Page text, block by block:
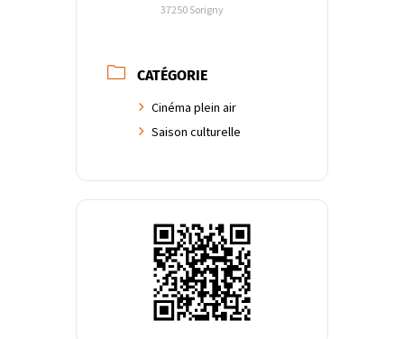
37250 Sorigny
CATÉGORIE
Cinéma plein air
Saison culturelle